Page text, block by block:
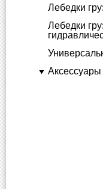
Лебедки
Лебедки